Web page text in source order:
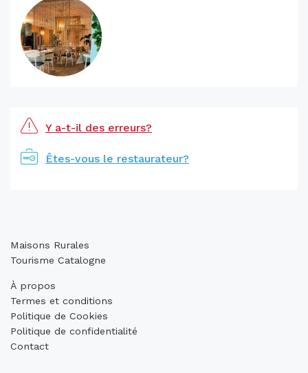
Y a-t-il des erreurs?
Êtes-vous le restaurateur?
Maisons Rurales
Tourisme Catalogne
À propos
Termes et conditions
Politique de Cookies
Politique de confidentialité
Contact